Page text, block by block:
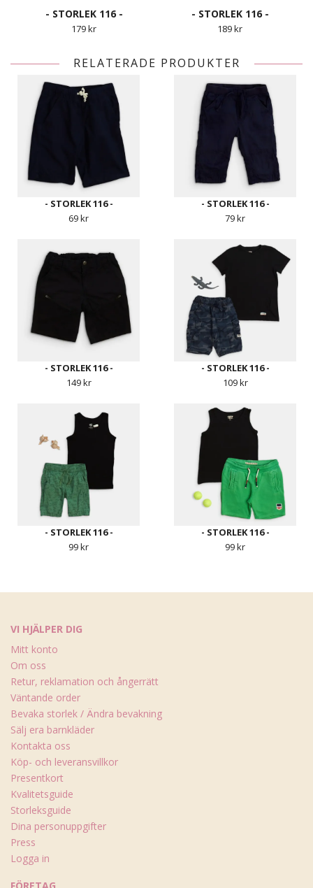
- STORLEK 116 -
179 kr
- STORLEK 116 -
189 kr
RELATERADE PRODUKTER
- STORLEK 116 -
69 kr
- STORLEK 116 -
79 kr
- STORLEK 116 -
149 kr
- STORLEK 116 -
109 kr
- STORLEK 116 -
99 kr
- STORLEK 116 -
99 kr
VI HJÄLPER DIG
Mitt konto
Om oss
Retur, reklamation och ångerrätt
Väntande order
Bevaka storlek / Ändra bevakning
Sälj era barnkläder
Kontakta oss
Köp- och leveransvillkor
Presentkort
Kvalitetsguide
Storleksguide
Dina personuppgifter
Press
Logga in